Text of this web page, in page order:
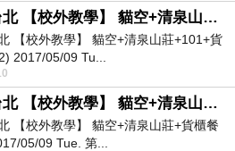
2017 台北 【校外教學】 貓空+清泉山莊+101+貨櫃市集 (2)
【校外教學】 貓空+清泉山莊+101+貨
2017/05/09 Tu...
2017 台北 【校外教學】 貓空+清泉山莊+貨櫃餐廳 (1)
【校外教學】 貓空+清泉山莊+貨櫃餐
05/09 Tue. 第...